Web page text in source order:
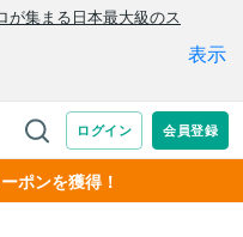
ポンを獲得！